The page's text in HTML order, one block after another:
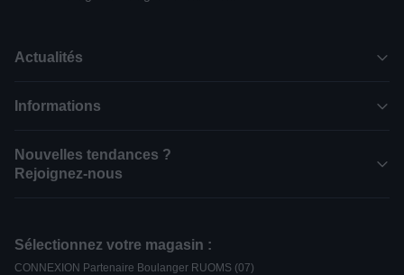
Actualités
Informations
Nouvelles tendances ?
Rejoignez-nous
Sélectionnez votre magasin :
CONNEXION Partenaire Boulanger RUOMS (07)